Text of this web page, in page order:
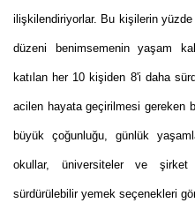
ilişkilendiriyorlar. Bu kişilerin
düzeni benimsemenin yaşam
katılan her 10 kişiden 8'i daha
acilen hayata geçirilmesi gereken
büyük çoğunluğu, günlük
okullar, üniversiteler ve şirket
sürdürülebilir yemek seçenekleri